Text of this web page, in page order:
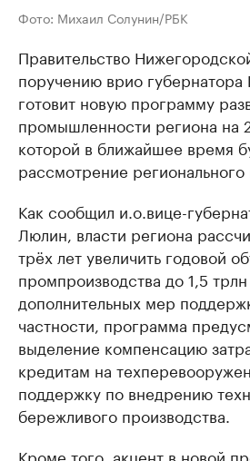
Фото: Михаил Солунин/РБК
Правительство
поручению врио губернатора
готовит новую программу
промышленности региона на
которой в ближайшее время
рассмотрение
Как сообщил и.о.вице-
Люлин, власти региона
трёх лет увеличить годовой
промпроизводства до 1,5
дополнительных мер
частности, программа
выделение компенсацию
кредитам на
поддержку по внедрению
бережливого производства.
Кроме того, акцент в новой